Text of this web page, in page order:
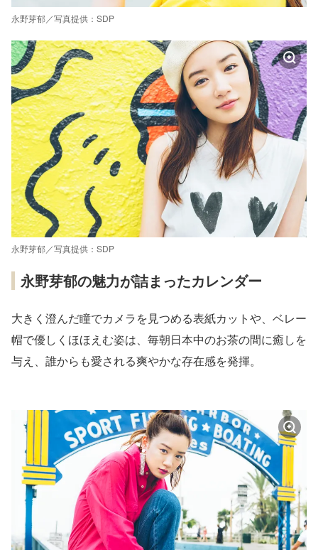
永野芽郁／写真提供：SDP
永野芽郁／写真提供：SDP
永野芽郁の魅力が詰まったカレンダー
大きく澄んだ瞳でカメラを見つめる表紙カットや、ベレー
帽で優しくほほえむ姿は、毎朝日本中のお茶の間に癒しを
与え、誰からも愛される爽やかな存在感を発揮。